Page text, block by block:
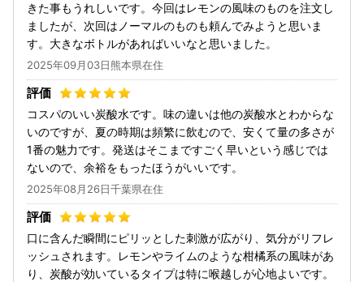
きた事もうれしいです。今回はレモンの風味のものを注文し
ましたが、次回はノーマルのものも頼んでみようと思いま
す。大きなボトルがあればいいなと思いました。
2025年09月03日熊本県在住
コスパのいい炭酸水です。味の違いは他の炭酸水とわからな
いのですが、夏の時期は頻繁に飲むので、安くて量の多さが
1番の魅力です。発送はそこまですごく早いという感じでは
ないので、余裕をもったほうがいいです。
2025年08月26日千葉県在住
口に含んだ瞬間にピリッとした刺激が広がり、気分がリフレ
ッシュされます。レモンやライムのような柑橘系の風味があ
り、炭酸が効いているタイプは特に喉越しが心地よいです。